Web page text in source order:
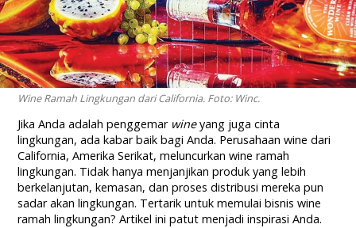
Wine Ramah Lingkungan dari California. Foto: Winc.
Jika Anda adalah penggemar wineyang juga cinta
lingkungan, ada kabar baik bagi Anda. Perusahaan wine dari
California, Amerika Serikat, meluncurkan wine ramah
lingkungan. Tidak hanya menjanjikan produk yang lebih
berkelanjutan, kemasan, dan proses distribusi mereka pun
sadar akan lingkungan. Tertarik untuk memulai bisnis wine
ramah lingkungan? Artikel ini patut menjadi inspirasi Anda.